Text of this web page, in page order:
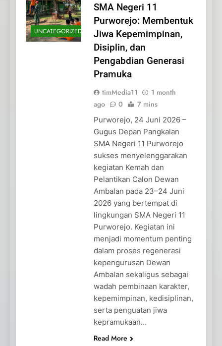
UNCATEGORIZED
SMA Negeri 11
Purworejo: Membentuk
Jiwa Kepemimpinan,
Disiplin, dan
Pengabdian Generasi
Pramuka
timMedia11
1 month
ago
0 7 mins
Purworejo, 24 Juni 2026 –
Gugus Depan Pangkalan
SMA Negeri 11 Purworejo
sukses menyelenggarakan
kegiatan Kemah dan
Pelantikan Calon Dewan
Ambalan pada 23–24 Juni
2026 yang bertempat di
lingkungan SMA Negeri 11
Purworejo. Kegiatan ini
menjadi momentum penting
dalam proses regenerasi
kepengurusan Dewan
Ambalan sekaligus sebagai
wadah pembinaan karakter,
kepemimpinan, kedisiplinan,
serta penguatan jiwa
kepramukaan…
Read More